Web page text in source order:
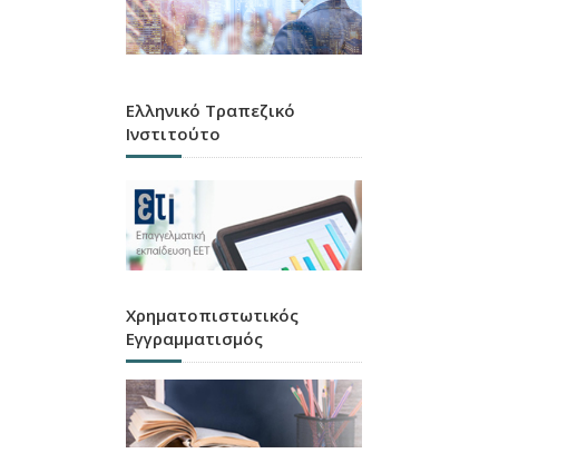
Ελληνικό Τραπεζικό
Ινστιτούτο
Χρηματοπιστωτικός
Εγγραμματισμός